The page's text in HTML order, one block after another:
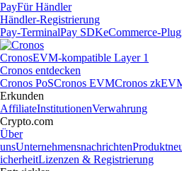
PayFür Händler
Händler-Registrierung
Pay-TerminalPay SDKeCommerce-
CronosEVM-kompatible Layer 1
Cronos entdecken
Cronos PoSCronos EVMCronos
Erkunden
AffiliateInstitutionenVerwahrung
Crypto.com
Über
unsUnternehmensnachrichten
icherheitLizenzen & Registrierung